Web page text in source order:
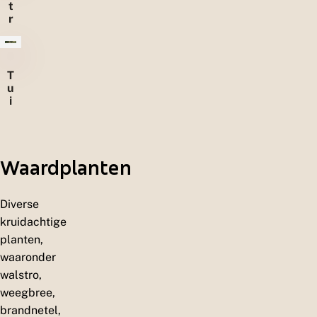
t
r
w
l
e
n
T
u
i
Waardplanten
Diverse
kruidachtige
planten,
waaronder
walstro,
weegbree,
brandnetel,